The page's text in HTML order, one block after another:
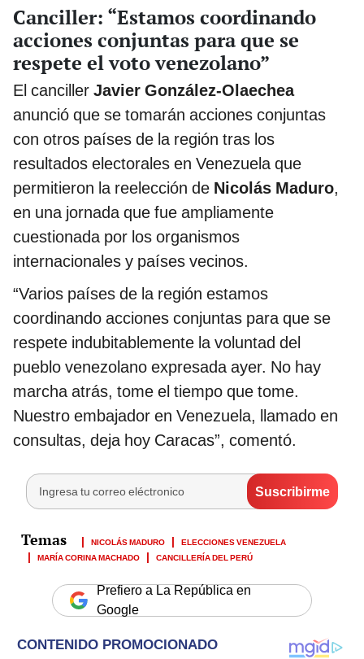
Canciller: “Estamos coordinando
acciones conjuntas para que se
respete el voto venezolano”
El canciller Javier González-Olaechea
anunció que se tomarán acciones conjuntas
con otros países de la región tras los
resultados electorales en Venezuela que
permitieron la reelección de Nicolás Maduro,
en una jornada que fue ampliamente
cuestionada por los organismos
internacionales y países vecinos.
“Varios países de la región estamos
coordinando acciones conjuntas para que se
respete indubitablemente la voluntad del
pueblo venezolano expresada ayer. No hay
marcha atrás, tome el tiempo que tome.
Nuestro embajador en Venezuela, llamado en
consultas, deja hoy Caracas”, comentó.
NICOLÁS MADURO
ELECCIONES VENEZUELA
MARÍA CORINA MACHADO
CANCILLERÍA DEL PERÚ
Prefiero a La República en
Google